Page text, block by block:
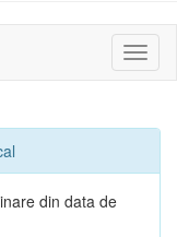
sau
din data de